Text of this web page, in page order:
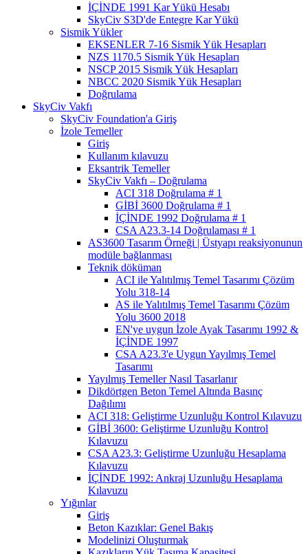
İÇİNDE 1991 Kar Yükü Hesabı
SkyCiv S3D'de Entegre Kar Yükü
Sismik Yükler
EKSENLER 7-16 Sismik Yük Hesapları
NZS 1170.5 Sismik Yük Hesapları
NSCP 2015 Sismik Yük Hesapları
NBCC 2020 Sismik Yük Hesapları
Doğrulama
SkyCiv Vakfı
SkyCiv Foundation'a Giriş
İzole Temeller
Giriş
Kullanım kılavuzu
Eksantrik Temeller
SkyCiv Vakfı – Doğrulama
ACI 318 Doğrulama # 1
GİBİ 3600 Doğrulama # 1
İÇİNDE 1992 Doğrulama # 1
CSA A23.3-14 Doğrulaması # 1
AS3600 Tasarım Örneği | Üstyapı reaksiyonunun
modüle bağlanması
Teknik döküman
ACI ile Yalıtılmış Temel Tasarımı Çözüm
Yolu 318-14
AS ile Yalıtılmış Temel Tasarımı Çözüm
Yolu 3600 2018
EN'ye uygun İzole Ayak Tasarımı 1992 &
İÇİNDE 1997
CSA A23.3'e Uygun Yayılmış Temel
Tasarımı
Yayılmış Temeller Nasıl Tasarlanır
Dikdörtgen Beton Temel Altında Basınç
Dağılımı
ACI 318: Geliştirme Uzunluğu Kontrol Kılavuzu
GİBİ 3600: Geliştirme Uzunluğu Kontrol
Kılavuzu
CSA A23.3: Geliştirme Uzunluğu Hesaplama
Kılavuzu
İÇİNDE 1992: Ankraj Uzunluğu Hesaplama
Kılavuzu
Yığınlar
Giriş
Beton Kazıklar: Genel Bakış
Modelinizi Oluşturmak